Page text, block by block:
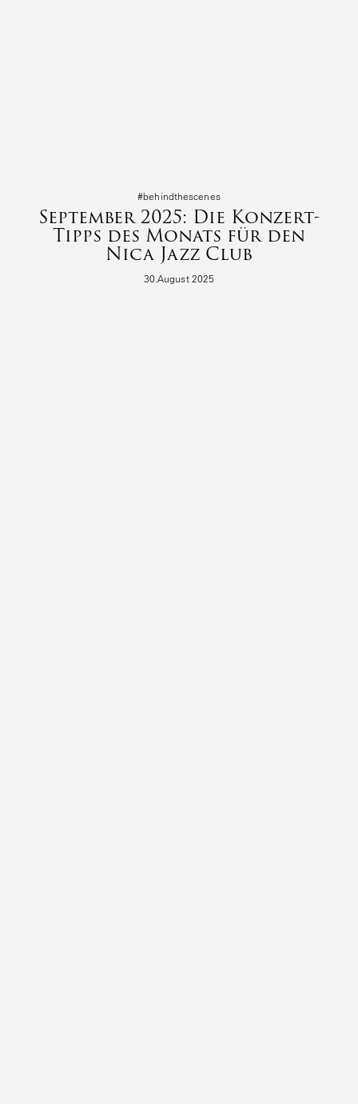
#behind­the­s­cenes
September 2025: Die Konzert-
Tipps des Monats für den
Nica Jazz Club
30.August 2025